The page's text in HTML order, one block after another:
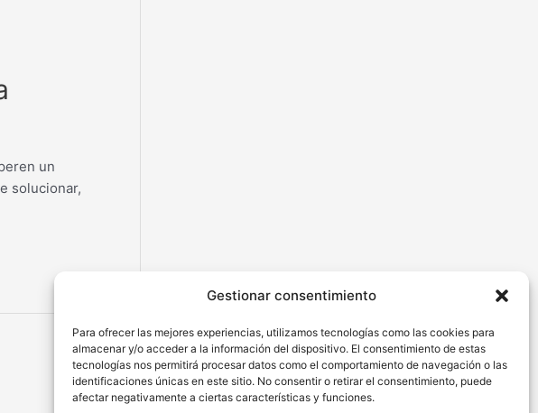
Gestionar consentimiento
Para ofrecer las mejores experiencias, utilizamos tecnologías como las cookies para
almacenar y/o acceder a la información del dispositivo. El consentimiento de estas
tecnologías nos permitirá procesar datos como el comportamiento de navegación o las
identificaciones únicas en este sitio. No consentir o retirar el consentimiento, puede
afectar negativamente a ciertas características y funciones.
un
solucionar,